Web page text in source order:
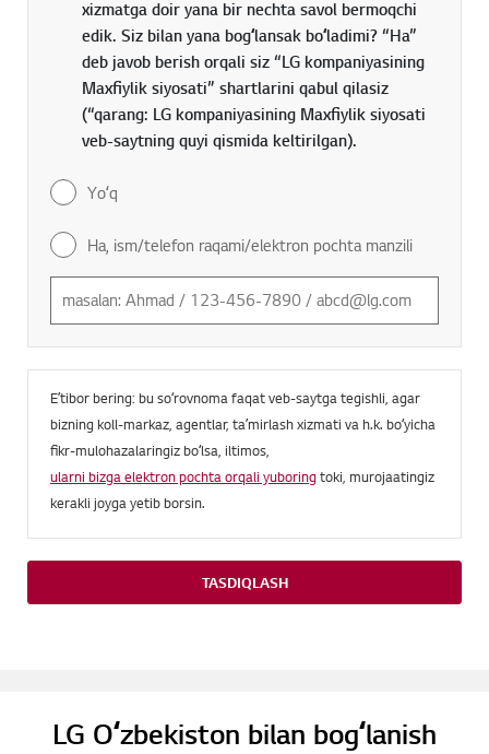
xizmatga doir yana bir nechta savol bermoqchi
edik. Siz bilan yana bogʻlansak boʻladimi? “Ha”
deb javob berish orqali siz “LG kompaniyasining
Maxfiylik siyosati” shartlarini qabul qilasiz
(“qarang: LG kompaniyasining Maxfiylik siyosati
veb-saytning quyi qismida keltirilgan).
Yoʻq
Ha, ism/telefon raqami/elektron pochta manzili
Eʼtibor bering: bu soʻrovnoma faqat veb-saytga tegishli, agar
bizning koll-markaz, agentlar, taʼmirlash xizmati va h.k. boʻyicha
fikr-mulohazalaringiz boʻlsa, iltimos,
ularni bizga elektron pochta orqali yuboringtoki, murojaatingiz
kerakli joyga yetib borsin.
TASDIQLASH
LG Oʻzbekiston bilan bogʻlanish